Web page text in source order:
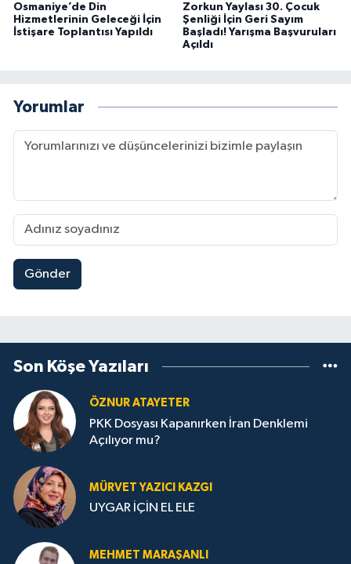
Osmaniye’de Din
Hizmetlerinin Geleceği İçin
İstişare Toplantısı Yapıldı
Zorkun Yaylası 30. Çocuk
Şenliği İçin Geri Sayım
Başladı! Yarışma Başvuruları
Açıldı
Yorumlar
Gönder
Son Köşe Yazıları
ÖZNUR ATAYETER
PKK Dosyası Kapanırken İran Denklemi
Açılıyor mu?
MÜRVET YAZICI KAZGI
UYGAR İÇİN EL ELE
MEHMET MARAŞANLI